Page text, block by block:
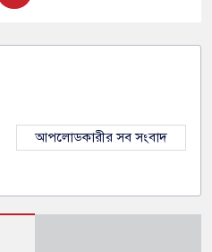
আপলোডকারীর সব সংবাদ